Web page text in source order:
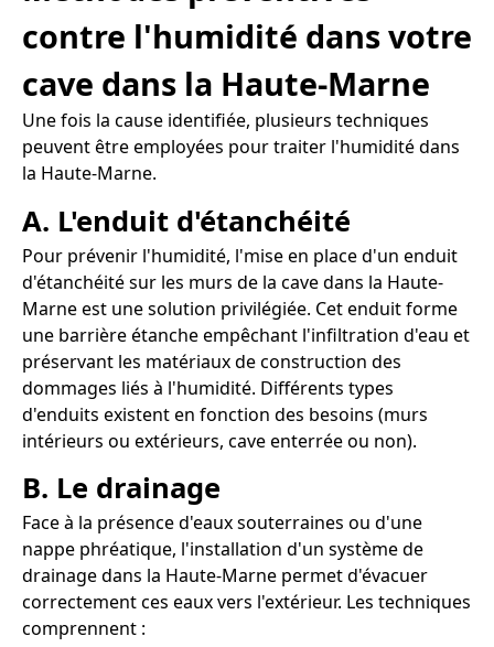
contre l'humidité dans votre
cave dans la Haute-Marne
Une fois la cause identifiée, plusieurs techniques
peuvent être employées pour traiter l'humidité dans
la Haute-Marne.
A. L'enduit d'étanchéité
Pour prévenir l'humidité, l'mise en place d'un enduit
d'étanchéité sur les murs de la cave dans la Haute-
Marne est une solution privilégiée. Cet enduit forme
une barrière étanche empêchant l'infiltration d'eau et
préservant les matériaux de construction des
dommages liés à l'humidité. Différents types
d'enduits existent en fonction des besoins (murs
intérieurs ou extérieurs, cave enterrée ou non).
B. Le drainage
Face à la présence d'eaux souterraines ou d'une
nappe phréatique, l'installation d'un système de
drainage dans la Haute-Marne permet d'évacuer
correctement ces eaux vers l'extérieur. Les techniques
comprennent :